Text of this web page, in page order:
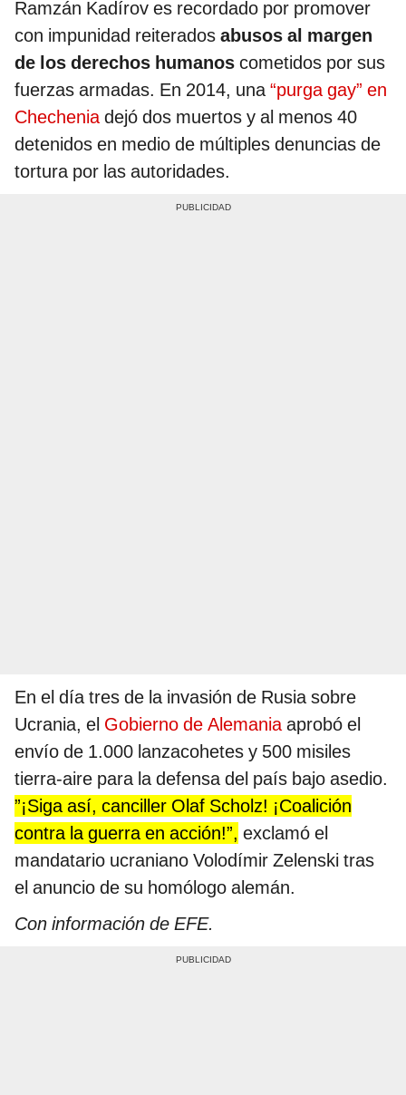
Ramzán Kadírov es recordado por promover
con impunidad reiterados abusos al margen
de los derechos humanos cometidos por sus
fuerzas armadas. En 2014, una“purga gay” en
Checheniadejó dos muertos y al menos 40
detenidos en medio de múltiples denuncias de
tortura por las autoridades.
En el día tres de la invasión de Rusia sobre
Ucrania, el Gobierno de Alemaniaaprobó el
envío de 1.000 lanzacohetes y 500 misiles
tierra-aire para la defensa del país bajo asedio.
”¡Siga así, canciller Olaf Scholz! ¡Coalición
contra la guerra en acción!”, exclamó el
mandatario ucraniano Volodímir Zelenski tras
el anuncio de su homólogo alemán.
Con información de EFE.